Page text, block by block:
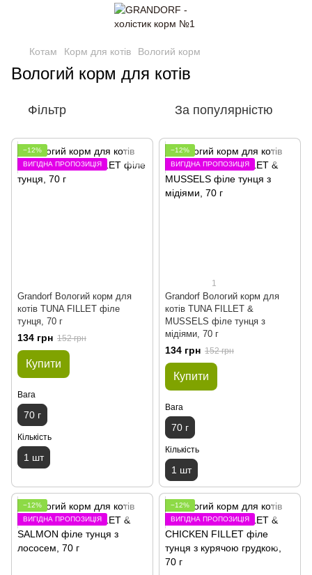
Котам Корм для котів Вологий корм
Вологий корм для котів
Фільтр За популярністю
−12%
ВИГІДНА ПРОПОЗИЦІЯ
Grandorf Вологий корм для
котів TUNA FILLET філе
тунця, 70 г
134 грн 152 грн
Купити
Вага
70 г
Кількість
1 шт
−12%
ВИГІДНА ПРОПОЗИЦІЯ
1
Grandorf Вологий корм для
котів TUNA FILLET &
MUSSELS філе тунця з
мідіями, 70 г
134 грн 152 грн
Купити
Вага
70 г
Кількість
1 шт
−12%
ВИГІДНА ПРОПОЗИЦІЯ
−12%
ВИГІДНА ПРОПОЗИЦІЯ